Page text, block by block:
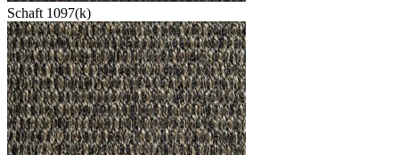
Schaft 1097(k)